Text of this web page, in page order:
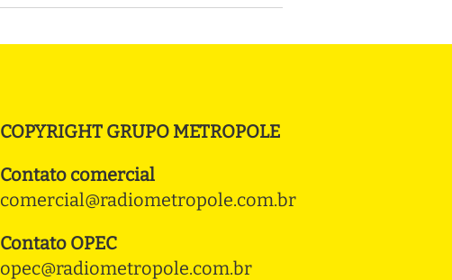
COPYRIGHT GRUPO METROPOLE
Contato comercial
comercial@radiometropole.com.br
Contato OPEC
opec@radiometropole.com.br